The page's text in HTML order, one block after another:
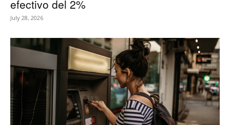
efectivo del 2%
July 28, 2026